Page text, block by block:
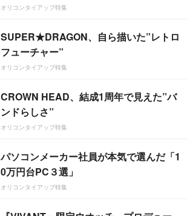
オリコンタイアップ特集
SUPER★DRAGON、自ら描いた”レトロ
フューチャー”
オリコンタイアップ特集
CROWN HEAD、結成1周年で見えた”バ
ンドらしさ”
オリコンタイアップ特集
パソコンメーカー社員が本気で選んだ「1
0万円台PC３選」
オリコンタイアップ特集